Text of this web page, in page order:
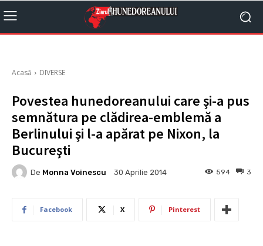
Acasă DIVERSE
Povestea hunedoreanului care şi-a pus
semnătura pe clădirea-emblemă a
Berlinului şi l-a apărat pe Nixon, la
Bucureşti
De Monna Voinescu 30 Aprilie 2014 3
594
Facebook X Pinterest